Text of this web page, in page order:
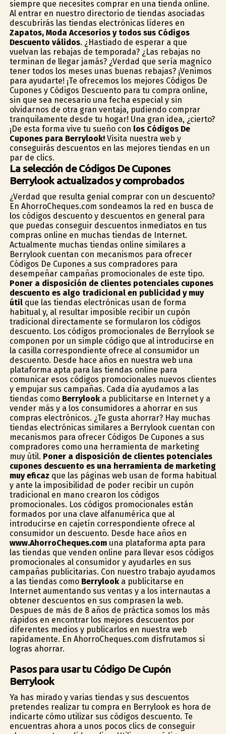
siempre que necesites comprar en una tienda online.
Al entrar en nuestro directorio de tiendas asociadas
descubrirás las tiendas electrónicas líderes en
Zapatos, Moda Accesorios y todos sus Códigos
Descuento válidos. ¿Hastiado de esperar a que
vuelvan las rebajas de temporada? ¿Las rebajas no
terminan de llegar jamás? ¿Verdad que sería magnífico
tener todos los meses unas buenas rebajas? ¡Venimos
para ayudarte! ¡Te ofrecemos los mejores Códigos De
Cupones y Códigos Descuento para tu compra online,
sin que sea necesario una fecha especial y sin
olvidarnos de otra gran ventaja, pudiendo comprar
tranquilamente desde tu hogar! Una gran idea, ¿cierto?
¡De esta forma vive tu sueño con los Códigos De
Cupones para Berrylook!Visita nuestra web y
conseguirás descuentos en las mejores tiendas en un
par de clics.
La selección de Códigos De Cupones
Berrylook actualizados y comprobados
¿Verdad que resulta genial comprar con un descuento?
En AhorroCheques.com sondeamos la red en busca de
los códigos descuento y descuentos en general para
que puedas conseguir descuentos inmediatos en tus
compras online en muchas tiendas de Internet.
Actualmente muchas tiendas online similares a
Berrylook cuentan con mecanismos para ofrecer
Códigos De Cupones a sus compradores para
desempeñar campañas promocionales de este tipo.
Poner a disposición de clientes potenciales cupones
descuento es algo tradicional en publicidad y muy
útilque las tiendas electrónicas usan de forma
habitual y, al resultar imposible recibir un cupón
tradicional directamente se formularon los códigos
descuento. Los códigos promocionales de Berrylook se
componen por un simple código que al introducirse en
la casilla correspondiente ofrece al consumidor un
descuento. Desde hace años en nuestra web una
plataforma apta para las tiendas online para
comunicar esos códigos promocionales nuevos clientes
y empujar sus campañas. Cada día ayudamos a las
tiendas como Berrylooka publicitarse en Internet y a
vender más y a los consumidores a ahorrar en sus
compras electrónicos. ¿Te gusta ahorrar? Hay muchas
tiendas electrónicas similares a Berrylook cuentan con
mecanismos para ofrecer Códigos De Cupones a sus
compradores como una herramienta de marketing
muy útil. Poner a disposición de clientes potenciales
cupones descuento es una herramienta de marketing
muy eficaz que las páginas web usan de forma habitual
y ante la imposibilidad de poder recibir un cupón
tradicional en mano crearon los códigos
promocionales. Los códigos promocionales están
formados por una clave alfanumérica que al
introducirse en cajetín correspondiente ofrece al
consumidor un descuento. Desde hace años en
www.AhorroCheques.comuna plataforma apta para
las tiendas que venden online para llevar esos códigos
promocionales al consumidor y ayudarles en sus
campañas publicitarias. Con nuestro trabajo ayudamos
a las tiendas como Berrylooka publicitarse en
Internet aumentando sus ventas y a los internautas a
obtener descuentos en sus comprasen la web.
Despues de más de 8 años de práctica somos los más
rápidos en encontrar los mejores descuentos por
diferentes medios y publicarlos en nuestra web
rapidamente. En AhorroCheques.com disfrutamos si
logras ahorrar.
Pasos para usar tu Código De Cupón
Berrylook
Ya has mirado y varias tiendas y sus descuentos
pretendes realizar tu compra en Berrylook es hora de
indicarte cómo utilizar sus códigos descuento. Te
encuentras ahora a unos pocos clics de conseguir